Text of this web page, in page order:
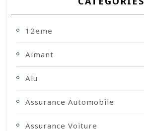
12eme
Aimant
Alu
Assurance Automobile
Assurance Voiture